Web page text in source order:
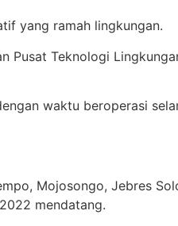
yang ramah lingkungan.
Pusat Teknologi
waktu beroperasi
Mojosongo, Jebres
mendatang.